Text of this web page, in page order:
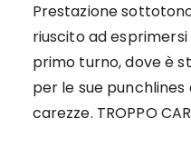
Prestazione
riuscito ad
primo turno, dove è
per le sue
carezze. TROPPO